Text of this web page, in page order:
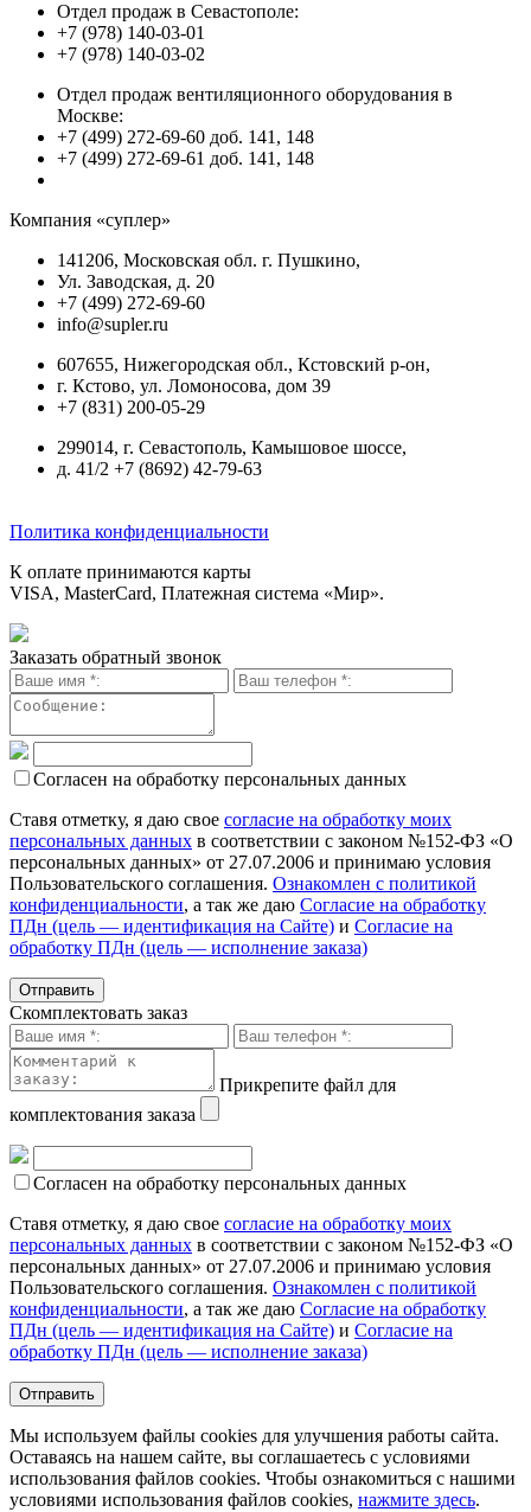
Отдел продаж в Севастополе:
+7 (978) 140-03-01
+7 (978) 140-03-02
Отдел продаж вентиляционного оборудования в
Москве:
+7 (499) 272-69-60 доб. 141, 148
+7 (499) 272-69-61 доб. 141, 148
Компания «суплер»
141206, Московская обл. г. Пушкино,
Ул. Заводская, д. 20
+7 (499) 272-69-60
info@supler.ru
607655, Нижегородская обл., Кстовский р-он,
г. Кстово, ул. Ломоносова, дом 39
+7 (831) 200-05-29
299014, г. Севастополь, Камышовое шоссе,
д. 41/2 +7 (8692) 42-79-63
Политика конфиденциальности
К оплате принимаются карты
VISA, MasterCard, Платежная система «Мир».
Заказать обратный звонок
Согласен на обработку персональных данных
Ставя отметку, я даю свое согласие на обработку моих
персональных данных в соответствии с законом №152-ФЗ «О
персональных данных» от 27.07.2006 и принимаю условия
Пользовательского соглашения. Ознакомлен с политикой
конфиденциальности, а так же даю Согласие на обработку
ПДн (цель — идентификация на Сайте) и Согласие на
обработку ПДн (цель — исполнение заказа)
Скомплектовать заказ
Прикрепите файл для
комплектования заказа
Согласен на обработку персональных данных
Ставя отметку, я даю свое согласие на обработку моих
персональных данных в соответствии с законом №152-ФЗ «О
персональных данных» от 27.07.2006 и принимаю условия
Пользовательского соглашения. Ознакомлен с политикой
конфиденциальности, а так же даю Согласие на обработку
ПДн (цель — идентификация на Сайте) и Согласие на
обработку ПДн (цель — исполнение заказа)
Мы используем файлы cookies для улучшения работы сайта.
Оставаясь на нашем сайте, вы соглашаетесь с условиями
использования файлов cookies. Чтобы ознакомиться с нашими
условиями использования файлов cookies, нажмите здесь.